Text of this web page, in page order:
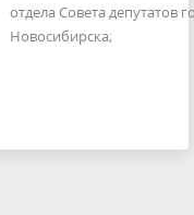
отдела Совета депутатов
Новосибирска;